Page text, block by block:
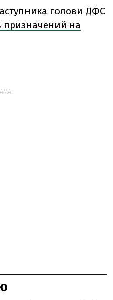
голови ДФС
призначений на